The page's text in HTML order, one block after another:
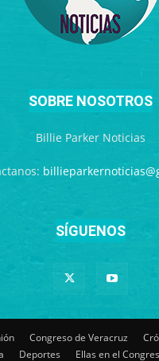
SOBRE NOSOTROS
Billie Parker Noticias
SÍGUENOS
Congreso de Veracruz
Deportes Ellas en el